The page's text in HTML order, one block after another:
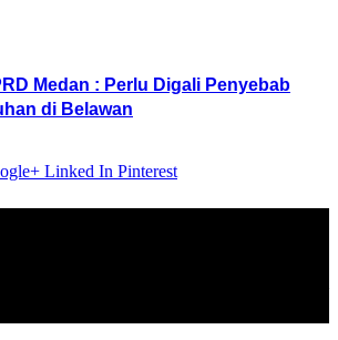
Medan : Perlu Digali Penyebab
di Belawan
Linked In Pinterest